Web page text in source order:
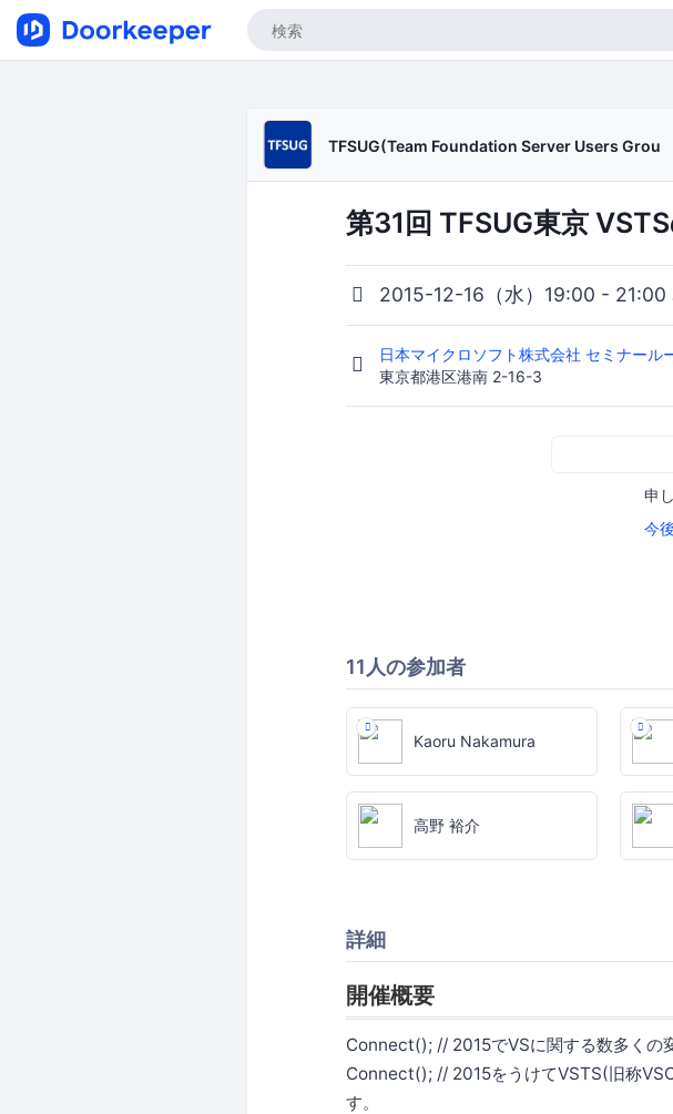
TFSUG(Team Foundation Server Users Group)
第31回 TFSUG東京
2015-12-16（水）19:00 - 21:00
日本マイクロソフト株式会社 セミナール
東京都港区港南 2-16-3
申
今
11人の参加者
Kaoru Nakamura
高野 裕介
詳細
開催概要
Connect(); // 2015でVSに関する数多くの
Connect(); // 2015をうけてVSTS(旧称
す。